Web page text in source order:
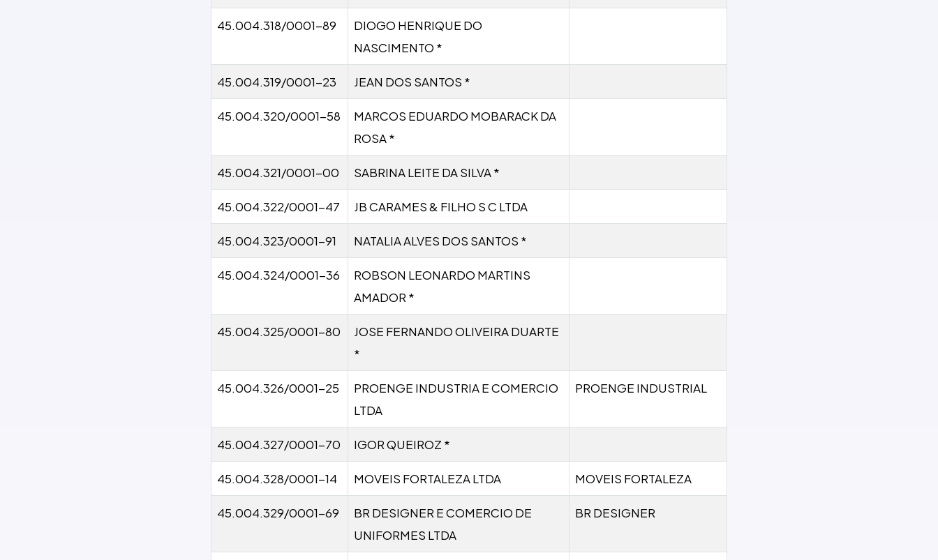
45.004.318/0001-89
DIOGO HENRIQUE DO
NASCIMENTO *
45.004.319/0001-23 JEAN DOS SANTOS *
45.004.320/0001-58
MARCOS EDUARDO MOBARACK DA
ROSA *
45.004.321/0001-00 SABRINA LEITE DA SILVA *
45.004.322/0001-47 JB CARAMES & FILHO S C LTDA
45.004.323/0001-91 NATALIA ALVES DOS SANTOS *
45.004.324/0001-36
ROBSON LEONARDO MARTINS
AMADOR *
45.004.325/0001-80
JOSE FERNANDO OLIVEIRA DUARTE
*
45.004.326/0001-25
PROENGE INDUSTRIA E COMERCIO
LTDA
PROENGE INDUSTRIAL
45.004.327/0001-70 IGOR QUEIROZ *
45.004.328/0001-14 MOVEIS FORTALEZA LTDA MOVEIS FORTALEZA
45.004.329/0001-69
BR DESIGNER E COMERCIO DE
UNIFORMES LTDA
BR DESIGNER